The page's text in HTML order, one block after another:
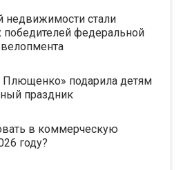
недвижимости стали
федеральной
подарила детям
праздник
в коммерческую
году?